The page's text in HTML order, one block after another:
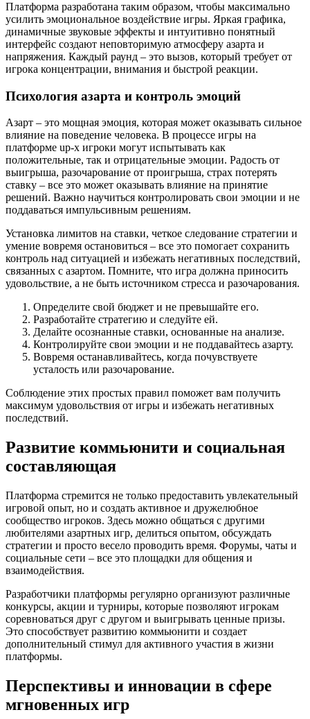
Платформа разработана таким образом, чтобы максимально
усилить эмоциональное воздействие игры. Яркая графика,
динамичные звуковые эффекты и интуитивно понятный
интерфейс создают неповторимую атмосферу азарта и
напряжения. Каждый раунд – это вызов, который требует от
игрока концентрации, внимания и быстрой реакции.
Психология азарта и контроль эмоций
Азарт – это мощная эмоция, которая может оказывать сильное
влияние на поведение человека. В процессе игры на
платформе up-x игроки могут испытывать как
положительные, так и отрицательные эмоции. Радость от
выигрыша, разочарование от проигрыша, страх потерять
ставку – все это может оказывать влияние на принятие
решений. Важно научиться контролировать свои эмоции и не
поддаваться импульсивным решениям.
Установка лимитов на ставки, четкое следование стратегии и
умение вовремя остановиться – все это помогает сохранить
контроль над ситуацией и избежать негативных последствий,
связанных с азартом. Помните, что игра должна приносить
удовольствие, а не быть источником стресса и разочарования.
Определите свой бюджет и не превышайте его.
Разработайте стратегию и следуйте ей.
Делайте осознанные ставки, основанные на анализе.
Контролируйте свои эмоции и не поддавайтесь азарту.
Вовремя останавливайтесь, когда почувствуете
усталость или разочарование.
Соблюдение этих простых правил поможет вам получить
максимум удовольствия от игры и избежать негативных
последствий.
Развитие коммьюнити и социальная
составляющая
Платформа стремится не только предоставить увлекательный
игровой опыт, но и создать активное и дружелюбное
сообщество игроков. Здесь можно общаться с другими
любителями азартных игр, делиться опытом, обсуждать
стратегии и просто весело проводить время. Форумы, чаты и
социальные сети – все это площадки для общения и
взаимодействия.
Разработчики платформы регулярно организуют различные
конкурсы, акции и турниры, которые позволяют игрокам
соревноваться друг с другом и выигрывать ценные призы.
Это способствует развитию коммьюнити и создает
дополнительный стимул для активного участия в жизни
платформы.
Перспективы и инновации в сфере
мгновенных игр